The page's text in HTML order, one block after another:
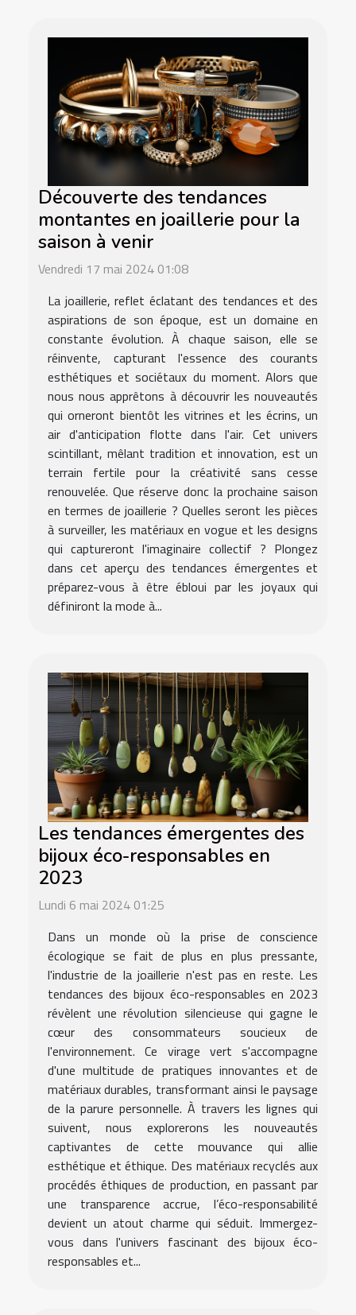
Découverte des tendances
montantes en joaillerie pour la
saison à venir
Vendredi 17 mai 2024 01:08
La joaillerie, reflet éclatant des tendances et des
aspirations de son époque, est un domaine en
constante évolution. À chaque saison, elle se
réinvente, capturant l'essence des courants
esthétiques et sociétaux du moment. Alors que
nous nous apprêtons à découvrir les nouveautés
qui orneront bientôt les vitrines et les écrins, un
air d'anticipation flotte dans l'air. Cet univers
scintillant, mêlant tradition et innovation, est un
terrain fertile pour la créativité sans cesse
renouvelée. Que réserve donc la prochaine saison
en termes de joaillerie ? Quelles seront les pièces
à surveiller, les matériaux en vogue et les designs
qui captureront l'imaginaire collectif ? Plongez
dans cet aperçu des tendances émergentes et
préparez-vous à être ébloui par les joyaux qui
définiront la mode à...
Les tendances émergentes des
bijoux éco-responsables en
2023
Lundi 6 mai 2024 01:25
Dans un monde où la prise de conscience
écologique se fait de plus en plus pressante,
l'industrie de la joaillerie n'est pas en reste. Les
tendances des bijoux éco-responsables en 2023
révèlent une révolution silencieuse qui gagne le
cœur des consommateurs soucieux de
l'environnement. Ce virage vert s'accompagne
d'une multitude de pratiques innovantes et de
matériaux durables, transformant ainsi le paysage
de la parure personnelle. À travers les lignes qui
suivent, nous explorerons les nouveautés
captivantes de cette mouvance qui allie
esthétique et éthique. Des matériaux recyclés aux
procédés éthiques de production, en passant par
une transparence accrue, l’éco-responsabilité
devient un atout charme qui séduit. Immergez-
vous dans l'univers fascinant des bijoux éco-
responsables et...